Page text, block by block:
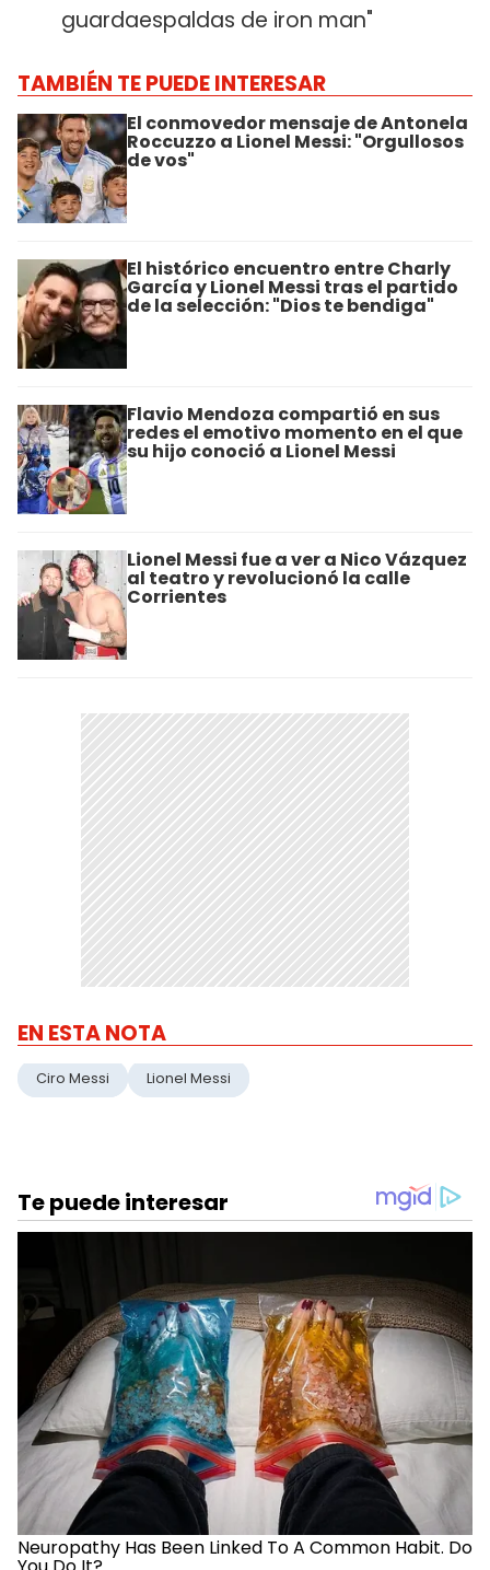
guardaespaldas de iron man"
TAMBIÉN TE PUEDE INTERESAR
El conmovedor mensaje de Antonela
Roccuzzo a Lionel Messi: "Orgullosos
de vos"
El histórico encuentro entre Charly
García y Lionel Messi tras el partido
de la selección: "Dios te bendiga"
Flavio Mendoza compartió en sus
redes el emotivo momento en el que
su hijo conoció a Lionel Messi
Lionel Messi fue a ver a Nico Vázquez
al teatro y revolucionó la calle
Corrientes
EN ESTA NOTA
Ciro Messi Lionel Messi